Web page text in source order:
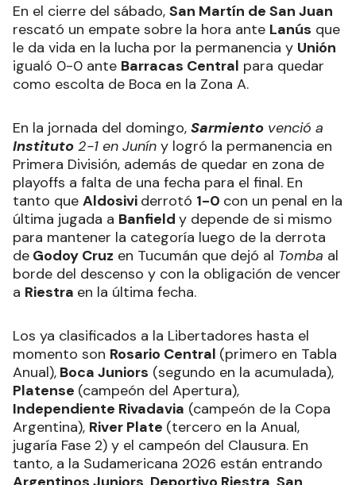
En el cierre del sábado, San Martín de San Juan
rescató un empate sobre la hora ante Lanús que
le da vida en la lucha por la permanencia y Unión
igualó 0-0 ante Barracas Central para quedar
como escolta de Boca en la Zona A.
En la jornada del domingo, Sarmiento venció a
Instituto 2-1 en Junín y logró la permanencia en
Primera División, además de quedar en zona de
playoffs a falta de una fecha para el final. En
tanto que Aldosivi derrotó 1-0 con un penal en la
última jugada a Banfield y depende de si mismo
para mantener la categoría luego de la derrota
de Godoy Cruz en Tucumán que dejó al Tomba al
borde del descenso y con la obligación de vencer
a Riestra en la última fecha.
Los ya clasificados a la Libertadores hasta el
momento son Rosario Central (primero en Tabla
Anual), Boca Juniors (segundo en la acumulada),
Platense (campeón del Apertura),
Independiente Rivadavia (campeón de la Copa
Argentina), River Plate (tercero en la Anual,
jugaría Fase 2) y el campeón del Clausura. En
tanto, a la Sudamericana 2026 están entrando